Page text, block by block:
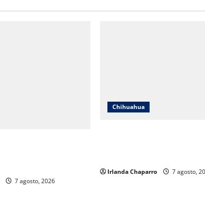
7 agosto, 2026
Chihuahua
Irlanda Chaparro 7 agosto,